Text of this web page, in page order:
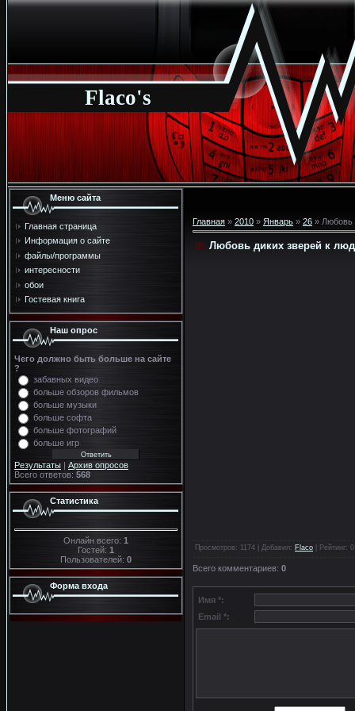
Flaco's
Меню сайта
Главная страница
Информация о сайте
файлы/программы
интересности
обои
Гостевая книга
Наш опрос
Чего должно быть больше на сайте
?
забавных видео
больше обзоров фильмов
больше музыки
больше софта
больше фотографий
больше игр
Результаты | Архив опросов
Всего ответов: 568
Статистика
Онлайн всего: 1
Гостей: 1
Пользователей: 0
Форма входа
Главная » 2010 » Январь » 26 » Любовь
Любовь диких зверей к
Просмотров : 1174 | Добавил: Flaco Рейтинг:
Всего комментариев: 0
Имя *:
Email *: